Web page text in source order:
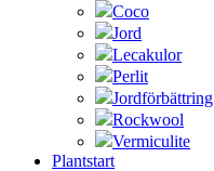
Coco
Jord
Lecakulor
Perlit
Jordförbättring
Rockwool
Vermiculite
Plantstart